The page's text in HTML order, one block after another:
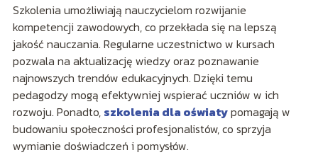
Szkolenia umożliwiają nauczycielom rozwijanie
kompetencji zawodowych, co przekłada się na lepszą
jakość nauczania. Regularne uczestnictwo w kursach
pozwala na aktualizację wiedzy oraz poznawanie
najnowszych trendów edukacyjnych. Dzięki temu
pedagodzy mogą efektywniej wspierać uczniów w ich
rozwoju. Ponadto, szkolenia dla oświatypomagają w
budowaniu społeczności profesjonalistów, co sprzyja
wymianie doświadczeń i pomysłów.